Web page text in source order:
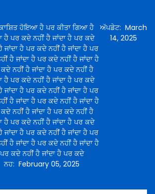
ਹੋਇਆ ਹੈ ਪਰ ਕੀਤਾ ਗਿਆ ਹੈ
ਹੈ ਪਰ ਕਦੇ ਨਹੀਂ ਹੈ ਜਾਂਦਾ ਹੈ ਪਰ ਕਦੇ
ਜਾਂਦਾ ਹੈ ਪਰ ਕਦੇ ਨਹੀਂ ਹੈ ਜਾਂਦਾ ਹੈ ਪਰ
ਹੈ ਜਾਂਦਾ ਹੈ ਪਰ ਕਦੇ ਨਹੀਂ ਹੈ ਜਾਂਦਾ ਹੈ
ਨਹੀਂ ਹੈ ਜਾਂਦਾ ਹੈ ਪਰ ਕਦੇ ਨਹੀਂ ਹੈ
ਹੈ ਪਰ ਕਦੇ ਨਹੀਂ ਹੈ ਜਾਂਦਾ ਹੈ ਪਰ ਕਦੇ
ਜਾਂਦਾ ਹੈ ਪਰ ਕਦੇ ਨਹੀਂ ਹੈ ਜਾਂਦਾ ਹੈ ਪਰ
ਹੈ ਜਾਂਦਾ ਹੈ ਪਰ ਕਦੇ ਨਹੀਂ ਹੈ ਜਾਂਦਾ ਹੈ
ਨਹੀਂ ਹੈ ਜਾਂਦਾ ਹੈ ਪਰ ਕਦੇ ਨਹੀਂ ਹੈ
ਹੈ ਪਰ ਕਦੇ ਨਹੀਂ ਹੈ ਜਾਂਦਾ ਹੈ ਪਰ ਕਦੇ
ਜਾਂਦਾ ਹੈ ਪਰ ਕਦੇ ਨਹੀਂ ਹੈ ਜਾਂਦਾ ਹੈ ਪਰ
ਹੈ ਜਾਂਦਾ ਹੈ ਪਰ ਕਦੇ ਨਹੀਂ ਹੈ ਜਾਂਦਾ ਹੈ
ਪਰ ਕਦੇ ਨਹੀਂ ਹੈ ਜਾਂਦਾ ਹੈ ਪਰ ਕਦੇ
ਨਹ: February 05, 2025
ਅੱਪਡੇਟ: March
14, 2025